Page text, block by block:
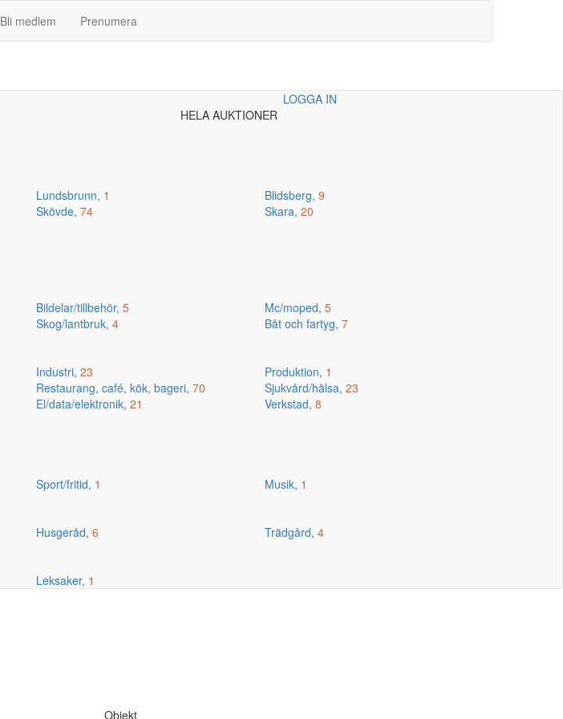
Bli medlem Prenumera
LOGGA IN
HELA AUKTIONER
Lundsbrunn, 1 Blidsberg, 9
Skövde, 74 Skara, 20
Bildelar/tillbehör, 5 Mc/moped, 5
Skog/lantbruk, 4 Båt och fartyg, 7
Industri, 23 Produktion, 1
Restaurang, café, kök, bageri, 70 Sjukvård/hälsa, 23
El/data/elektronik, 21 Verkstad, 8
Sport/fritid, 1 Musik, 1
Husgeråd, 6 Trädgård, 4
Leksaker, 1
Objekt